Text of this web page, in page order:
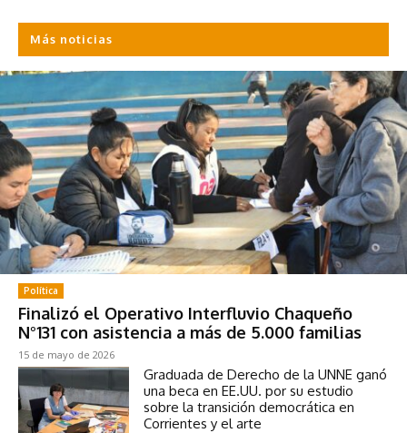
Más noticias
Política
Finalizó el Operativo Interfluvio Chaqueño
N°131 con asistencia a más de 5.000 familias
15 de mayo de 2026
Graduada de Derecho de la UNNE ganó
una beca en EE.UU. por su estudio
sobre la transición democrática en
Corrientes y el arte